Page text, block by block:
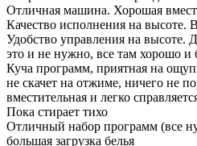
Отличная машина. Хорошая
Качество исполнения на
Удобство управления на высоте.
это и не нужно, все там хорошо и
Куча программ, приятная на
не скачет на отжиме, ничего не
вместительная и легко
Пока стирает тихо
Отличный набор программ (все
большая загрузка белья